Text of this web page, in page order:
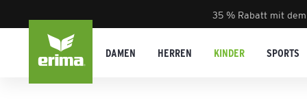
35 % Rabatt mit
DAMEN HERREN KINDER SPORTS